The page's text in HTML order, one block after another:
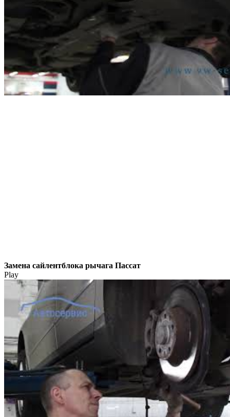
Замена сайлентблока рычага Пассат
Play